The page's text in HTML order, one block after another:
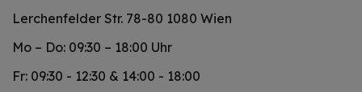
Lerchenfelder Str. 78-80 1080 Wien
Mo – Do: 09:30 – 18:00 Uhr
Fr: 09:30 - 12:30 & 14:00 - 18:00